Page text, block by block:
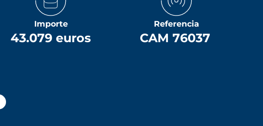
Importe
43.079 euros
Referencia
CAM 76037